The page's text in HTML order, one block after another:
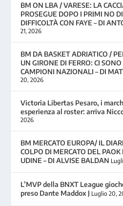
BM ON LBA / VARESE: LA
PROSEGUE DOPO I PRIMI NO
DIFFICOLTÀ CON FAYE – DI
21, 2026
BM DA BASKET ADRIATICO /
UN GIRONE DI FERRO: CI
CAMPIONI NAZIONALI – DI
20, 2026
Victoria Libertas Pesaro, i
esperienza al roster: arriva
2026
BM MERCATO EUROPA/ IL
COLPO DI MERCATO DEL
UDINE – DI ALVISE BALDAN
L’MVP della BNXT League
preso Dante Maddox J Luglio 20,